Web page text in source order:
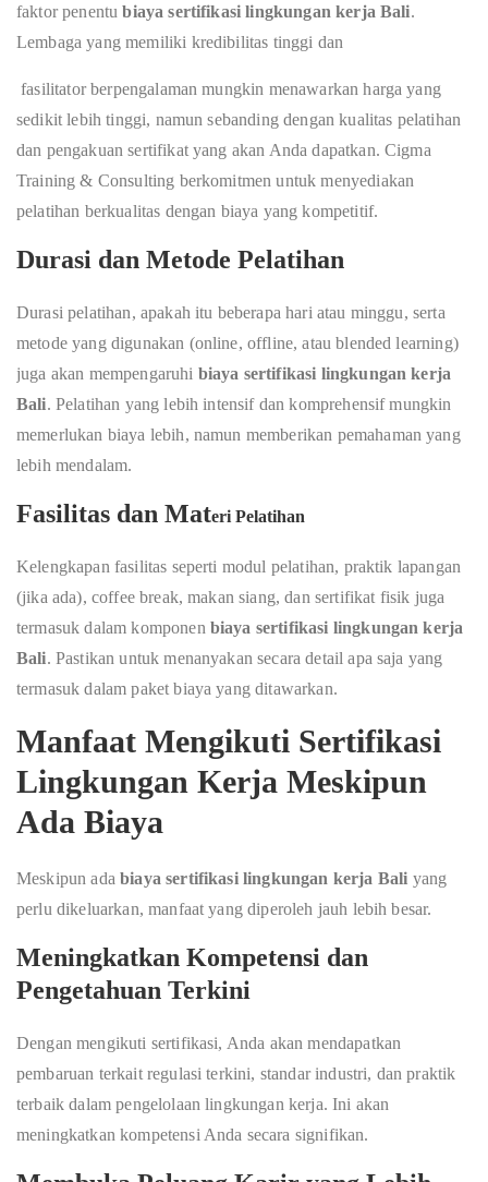
faktor penentubiaya sertifikasi lingkungan kerja Bali.
Lembaga yang memiliki kredibilitas tinggi dan
fasilitator berpengalaman mungkin menawarkan harga yang
sedikit lebih tinggi, namun sebanding dengan kualitas pelatihan
dan pengakuan sertifikat yang akan Anda dapatkan. Cigma
Training & Consulting berkomitmen untuk menyediakan
pelatihan berkualitas dengan biaya yang kompetitif.
Durasi dan Metode Pelatihan
Durasi pelatihan, apakah itu beberapa hari atau minggu, serta
metode yang digunakan (online, offline, atau blended learning)
juga akan mempengaruhi biaya sertifikasi lingkungan kerja
Bali. Pelatihan yang lebih intensif dan komprehensif mungkin
memerlukan biaya lebih, namun memberikan pemahaman yang
lebih mendalam.
Fasilitas dan Materi Pelatihan
Kelengkapan fasilitas seperti modul pelatihan, praktik lapangan
(jika ada), coffee break, makan siang, dan sertifikat fisik juga
termasuk dalam komponen biaya sertifikasi lingkungan kerja
Bali. Pastikan untuk menanyakan secara detail apa saja yang
termasuk dalam paket biaya yang ditawarkan.
Manfaat Mengikuti Sertifikasi
Lingkungan Kerja Meskipun
Ada Biaya
Meskipun adabiaya sertifikasi lingkungan kerja Bali yang
perlu dikeluarkan, manfaat yang diperoleh jauh lebih besar.
Meningkatkan Kompetensi dan
Pengetahuan Terkini
Dengan mengikuti sertifikasi, Anda akan mendapatkan
pembaruan terkait regulasi terkini, standar industri, dan praktik
terbaik dalam pengelolaan lingkungan kerja. Ini akan
meningkatkan kompetensi Anda secara signifikan.